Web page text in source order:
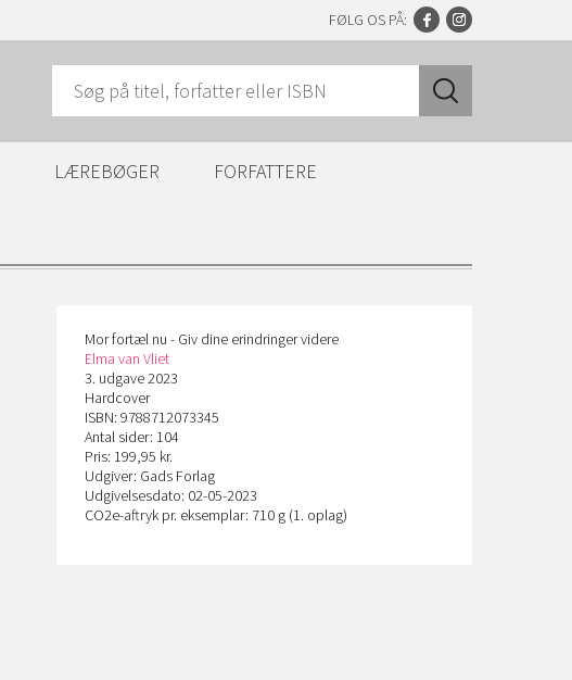
FØLG OS PÅ:
LÆREBØGER FORFATTERE
Mor fortæl nu - Giv dine erindringer videre
Elma van Vliet
3. udgave 2023
Hardcover
ISBN: 9788712073345
Antal sider: 104
Pris: 199,95 kr.
Udgiver: Gads Forlag
Udgivelsesdato: 02-05-2023
CO2e-aftryk pr. eksemplar: 710 g (1. oplag)